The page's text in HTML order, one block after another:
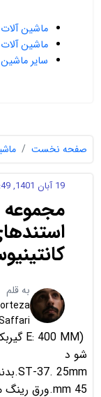
ماشین
ماشین
سایر
صفحه نخست
19 آبان 1401, 00:49
مجموعه
به قلم
شو د
ST-37. 25mm.بدنه اصلی از ورق
45 mm.ورق رینگ محل بستن پیچ ها به ضخامت